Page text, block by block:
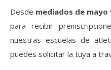
Desde mediados de mayo
para recibir
nuestras escuelas de
puedes solicitar la tuya a